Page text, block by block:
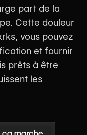
part de la
Cette douleur
vous pouvez
et fournir
prêts à être
les